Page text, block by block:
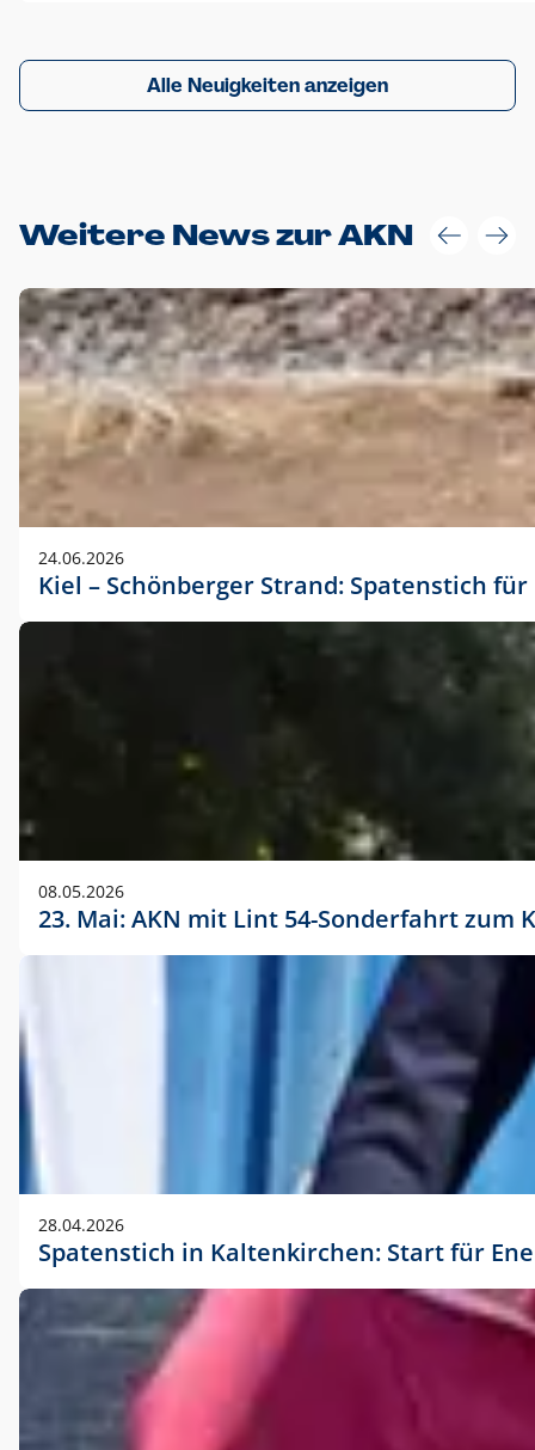
Alle Neuigkeiten anzeigen
Weitere News zur AKN
24.06.2026
Kiel – Schönberger Strand: Spatenstich
08.05.2026
23. Mai: AKN mit Lint 54-Sonderfahrt
28.04.2026
Spatenstich in Kaltenkirchen: Start für